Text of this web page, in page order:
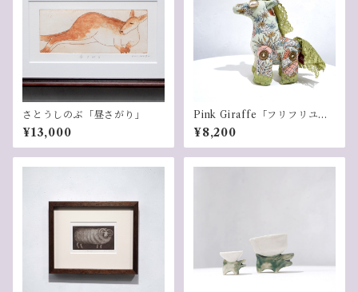
さとうしのぶ「昼さがり」
¥13,000
Pink Giraffe「フリフリユニ
コーン(白緑）」
¥8,200